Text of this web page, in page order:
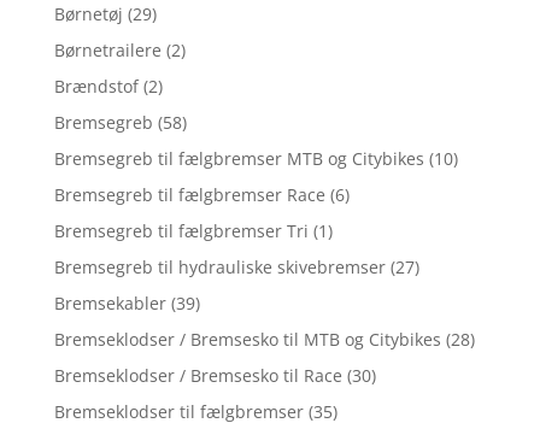
Børnetøj (29)
Børnetrailere (2)
Brændstof (2)
Bremsegreb (58)
Bremsegreb til fælgbremser MTB og Citybikes (10)
Bremsegreb til fælgbremser Race (6)
Bremsegreb til fælgbremser Tri (1)
Bremsegreb til hydrauliske skivebremser (27)
Bremsekabler (39)
Bremseklodser / Bremsesko til MTB og Citybikes (28)
Bremseklodser / Bremsesko til Race (30)
Bremseklodser til fælgbremser (35)